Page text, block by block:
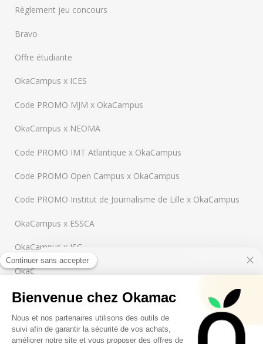
Règlement jeu concours
Bravo
Offre étudiante
OkaCampus x ICES
Code PROMO MJM x OkaCampus
OkaCampus x NEOMA
Code PROMO IMT Atlantique x OkaCampus
Code PROMO Open Campus x OkaCampus
Code PROMO Institut de Journalisme de Lille x OkaCampus
OkaCampus x ESSCA
OkaCampus x ISC
OkaCampus x INSEEC
OkaCampus x Rennes Business School
Code PROMO Pôle BTS alternance x OkaCampus
10€ FREE ON YOUR
FIRST ORDER
Sign up to receive your discount.